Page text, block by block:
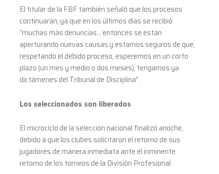
El titular de la FBF también señaló que los procesos
continuarán, ya que en los últimos días se recibió
“muchas más denuncias… entonces se están
aperturando nuevas causas y estamos seguros de que,
respetando el debido proceso, esperemos en un corto
plazo (un mes y medio o dos meses), tengamos ya
dictámenes del Tribunal de Disciplina”.
Los seleccionados son liberados
El microciclo de la selección nacional finalizó anoche,
debido a que los clubes solicitaron el retorno de sus
jugadores de manera inmediata ante el inminente
retorno de los torneos de la División Profesional.